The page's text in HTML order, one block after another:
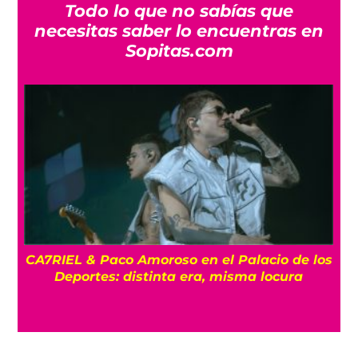
Todo lo que no sabías que
necesitas saber lo encuentras en
Sopitas.com
ENTREVISTA La despedida de Big Big Love: